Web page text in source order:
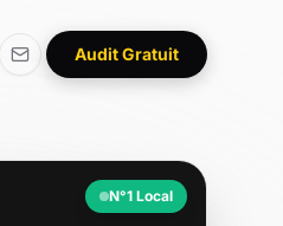
Audit Gratuit
N°1 Local